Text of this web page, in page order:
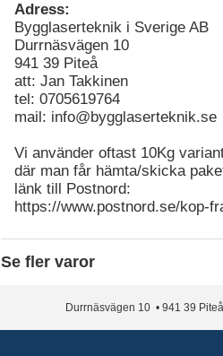
Adress:
Bygglaserteknik i Sverige AB
Durrnäsvägen 10
941 39 Piteå
att: Jan Takkinen
tel: 0705619764
mail: info@bygglaserteknik.se
Vi använder oftast 10Kg
där man får hämta/skicka
länk till Postnord:
https://www.postnord.se/kop-
Se fler varor
Durrnäsvägen 10 • 941 39